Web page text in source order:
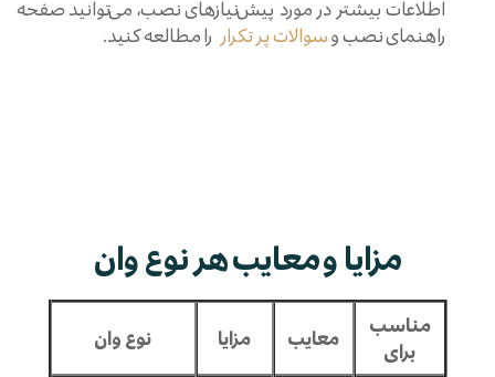
اطلاعات بیشتر در مورد پیش‌نیازهای نصب، می‌توانید صفحه
راهنمای نصب وسوالات پر تکرار را مطالعه کنید.
مزایا و معایب هر نوع وان
مناسب
برای
معایب مزایا نوع وان